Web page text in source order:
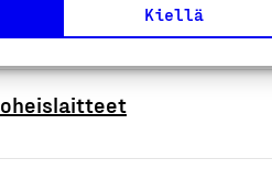
Kiellä